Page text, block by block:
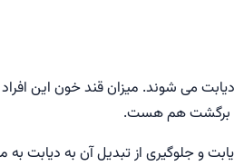
دیابت می شوند. میزان قند خون این
برگشت هم هست.
و جلوگیری از تبدیل آن به دیابت به